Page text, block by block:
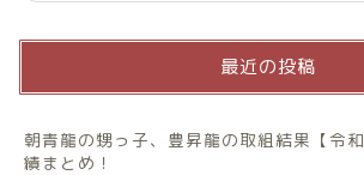
最近の投稿
朝青龍の甥っ子、豊昇龍の取組結果【令
績まとめ！